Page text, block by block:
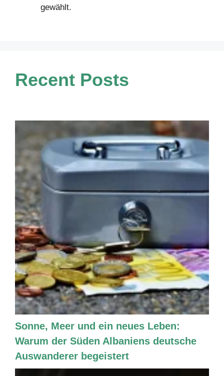
gewählt.
Recent Posts
Sonne, Meer und ein neues Leben:
Warum der Süden Albaniens deutsche
Auswanderer begeistert